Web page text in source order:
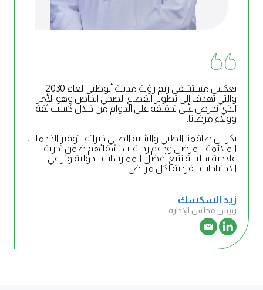
يعكس مستشفى ريم رؤية مدينة أبوظبي لعام 2030
والتي تهدف إلى تطوير القطاع الصحي الخاص وهو الأمر
الذي نحرص على تحقيقه على الدوام من خلال كسب ثقة
وولاء مرضانا.
يكرس طاقمنا الطبي والشبه الطبي خبراته لتوفير الخدمات
الملائمة للمرضى ودعم رحلة استشفائهم ضمن تجربة
علاجية سلسة تتبع أفضل الممارسات الدولية وتراعي
الاحتياجات الفردية لكل مريض
زيد السكسك
رئيس مجلس الإدارة